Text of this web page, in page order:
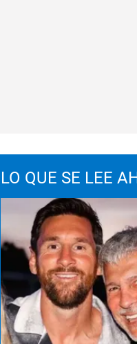
LO QUE SE LEE